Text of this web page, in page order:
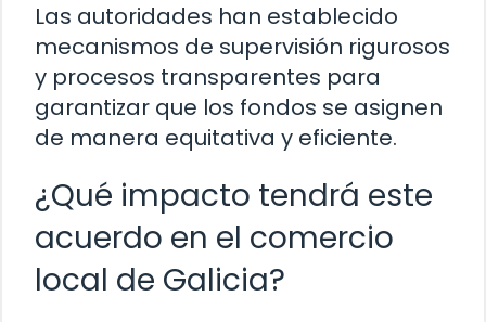
Las autoridades han establecido
mecanismos de supervisión rigurosos
y procesos transparentes para
garantizar que los fondos se asignen
de manera equitativa y eficiente.
¿Qué impacto tendrá este
acuerdo en el comercio
local de Galicia?